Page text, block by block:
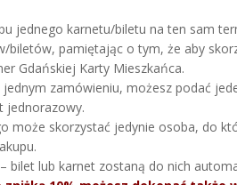
jednego karnetu/biletu na ten sam
biletów, pamiętając o tym, że aby
Gdańskiej Karty Mieszkańca.
zamówieniu, możesz podać
jednorazowy.
może skorzystać jedynie osoba, do
bilet lub karnet zostaną do nich